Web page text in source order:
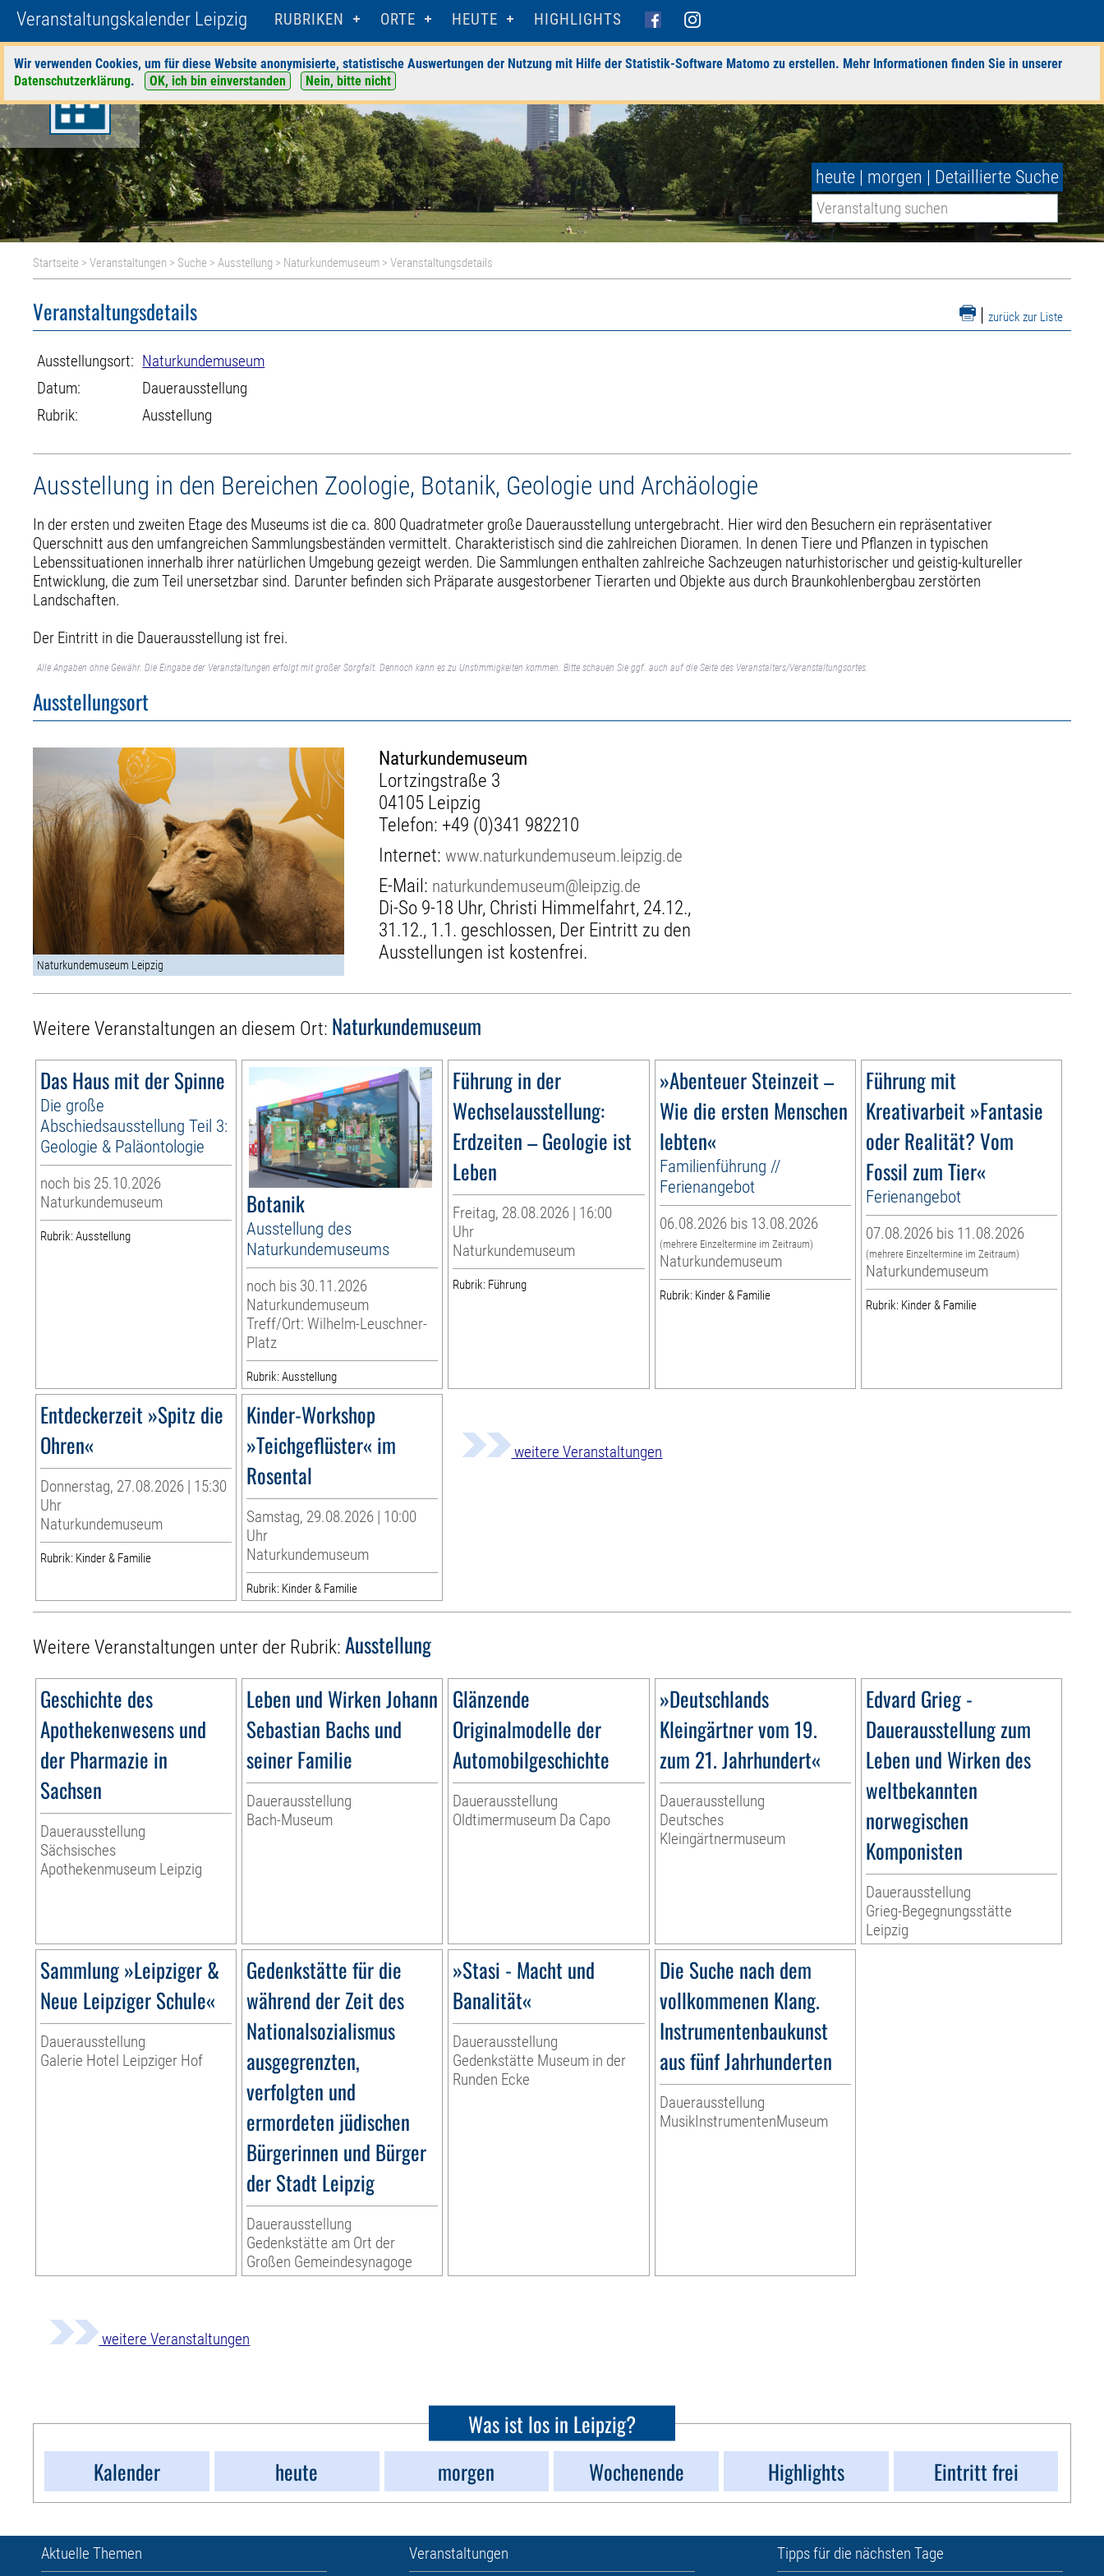
Veranstaltungskalender Leipzig RUBRIKEN ORTE HEUTE HIGHLIGHTS
Wir verwenden Cookies, um für diese Website anonymisierte, statistische Auswertungen der Nutzung mit Hilfe der Statistik-Software Matomo zu erstellen. Mehr Informationen finden Sie in unserer
Datenschutzerklärung. OK, ich bin einverstanden Nein, bitte nicht
heute | morgen | Detaillierte Suche
Startseite >Veranstaltungen > Suche >Ausstellung > Naturkundemuseum > Veranstaltungsdetails
| zurück zur Liste
Veranstaltungsdetails
Ausstellungsort: Naturkundemuseum
Datum:
Dauerausstellung
Rubrik:
Ausstellung
Ausstellung in den Bereichen Zoologie, Botanik, Geologie und Archäologie
In der ersten und zweiten Etage des Museums ist die ca. 800 Quadratmeter große Dauerausstellung untergebracht. Hier wird den Besuchern ein repräsentativer
Querschnitt aus den umfangreichen Sammlungsbeständen vermittelt. Charakteristisch sind die zahlreichen Dioramen. In denen Tiere und Pflanzen in typischen
Lebenssituationen innerhalb ihrer natürlichen Umgebung gezeigt werden. Die Sammlungen enthalten zahlreiche Sachzeugen naturhistorischer und geistig-kultureller
Entwicklung, die zum Teil unersetzbar sind. Darunter befinden sich Präparate ausgestorbener Tierarten und Objekte aus durch Braunkohlenbergbau zerstörten
Landschaften.
Der Eintritt in die Dauerausstellung ist frei.
Alle Angaben ohne Gewähr. Die Eingabe der Veranstaltungen erfolgt mit großer Sorgfalt. Dennoch kann es zu Unstimmigkeiten kommen. Bitte schauen Sie ggf. auch auf die Seite des Veranstalters/Veranstaltungsortes.
Ausstellungsort
Naturkundemuseum Leipzig
Naturkundemuseum
Lortzingstraße 3
04105 Leipzig
Telefon: +49 (0)341 982210
Internet:www.naturkundemuseum.leipzig.de
E-Mail: naturkundemuseum@leipzig.de
Di-So 9-18 Uhr, Christi Himmelfahrt, 24.12.,
31.12., 1.1. geschlossen, Der Eintritt zu den
Ausstellungen ist kostenfrei.
Weitere Veranstaltungen an diesem Ort: Naturkundemuseum
Das Haus mit der Spinne
Die große
Abschiedsausstellung Teil 3:
Geologie & Paläontologie
noch bis 25.10.2026
Naturkundemuseum
Rubrik: Ausstellung
Botanik
Ausstellung des
Naturkundemuseums
noch bis 30.11.2026
Naturkundemuseum
Treff/Ort: Wilhelm-Leuschner-
Platz
Rubrik: Ausstellung
Führung in der
Wechselausstellung:
Erdzeiten – Geologie ist
Leben
Freitag, 28.08.2026 | 16:00
Uhr
Naturkundemuseum
Rubrik: Führung
»Abenteuer Steinzeit –
Wie die ersten Menschen
lebten«
Familienführung //
Ferienangebot
06.08.2026 bis 13.08.2026
(mehrere Einzeltermine im Zeitraum)
Naturkundemuseum
Rubrik: Kinder & Familie
Führung mit
Kreativarbeit »Fantasie
oder Realität? Vom
Fossil zum Tier«
Ferienangebot
07.08.2026 bis 11.08.2026
(mehrere Einzeltermine im Zeitraum)
Naturkundemuseum
Rubrik: Kinder & Familie
Entdeckerzeit »Spitz die
Ohren«
Donnerstag, 27.08.2026 | 15:30
Uhr
Naturkundemuseum
Rubrik: Kinder & Familie
Kinder-Workshop
»Teichgeflüster« im
Rosental
Samstag, 29.08.2026 | 10:00
Uhr
Naturkundemuseum
Rubrik: Kinder & Familie
weitere Veranstaltungen
Weitere Veranstaltungen unter der Rubrik:Ausstellung
Geschichte des
Apothekenwesens und
der Pharmazie in
Sachsen
Dauerausstellung
Sächsisches
Apothekenmuseum Leipzig
Leben und Wirken Johann
Sebastian Bachs und
seiner Familie
Dauerausstellung
Bach-Museum
Glänzende
Originalmodelle der
Automobilgeschichte
Dauerausstellung
Oldtimermuseum Da Capo
»Deutschlands
Kleingärtner vom 19.
zum 21. Jahrhundert«
Dauerausstellung
Deutsches
Kleingärtnermuseum
Edvard Grieg -
Dauerausstellung zum
Leben und Wirken des
weltbekannten
norwegischen
Komponisten
Dauerausstellung
Grieg-Begegnungsstätte
Leipzig
Sammlung »Leipziger &
Neue Leipziger Schule«
Dauerausstellung
Galerie Hotel Leipziger Hof
Gedenkstätte für die
während der Zeit des
Nationalsozialismus
ausgegrenzten,
verfolgten und
ermordeten jüdischen
Bürgerinnen und Bürger
der Stadt Leipzig
Dauerausstellung
Gedenkstätte am Ort der
Großen Gemeindesynagoge
»Stasi - Macht und
Banalität«
Dauerausstellung
Gedenkstätte Museum in der
Runden Ecke
Die Suche nach dem
vollkommenen Klang.
Instrumentenbaukunst
aus fünf Jahrhunderten
Dauerausstellung
MusikInstrumentenMuseum
weitere Veranstaltungen
Was ist los in Leipzig?
Kalender
heute morgen Wochenende Highlights Eintritt frei
Aktuelle Themen Veranstaltungen Tipps für die nächsten Tage